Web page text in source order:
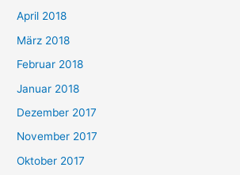
April 2018
März 2018
Februar 2018
Januar 2018
Dezember 2017
November 2017
Oktober 2017